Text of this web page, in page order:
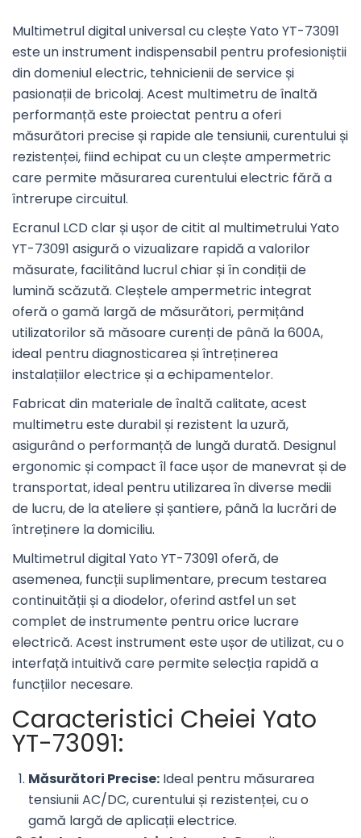
Multimetrul digital universal cu clește Yato YT-73091
este un instrument indispensabil pentru profesioniștii
din domeniul electric, tehnicienii de service și
pasionații de bricolaj. Acest multimetru de înaltă
performanță este proiectat pentru a oferi
măsurători precise și rapide ale tensiunii, curentului și
rezistenței, fiind echipat cu un clește ampermetric
care permite măsurarea curentului electric fără a
întrerupe circuitul.
Ecranul LCD clar și ușor de citit al multimetrului Yato
YT-73091 asigură o vizualizare rapidă a valorilor
măsurate, facilitând lucrul chiar și în condiții de
lumină scăzută. Cleștele ampermetric integrat
oferă o gamă largă de măsurători, permițând
utilizatorilor să măsoare curenți de până la 600A,
ideal pentru diagnosticarea și întreținerea
instalațiilor electrice și a echipamentelor.
Fabricat din materiale de înaltă calitate, acest
multimetru este durabil și rezistent la uzură,
asigurând o performanță de lungă durată. Designul
ergonomic și compact îl face ușor de manevrat și de
transportat, ideal pentru utilizarea în diverse medii
de lucru, de la ateliere și șantiere, până la lucrări de
întreținere la domiciliu.
Multimetrul digital Yato YT-73091 oferă, de
asemenea, funcții suplimentare, precum testarea
continuității și a diodelor, oferind astfel un set
complet de instrumente pentru orice lucrare
electrică. Acest instrument este ușor de utilizat, cu o
interfață intuitivă care permite selecția rapidă a
funcțiilor necesare.
Caracteristici Cheiei Yato
YT-73091:
Măsurători Precise: Ideal pentru măsurarea
tensiunii AC/DC, curentului și rezistenței, cu o
gamă largă de aplicații electrice.